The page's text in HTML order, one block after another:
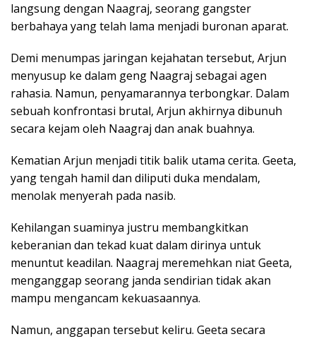
langsung dengan Naagraj, seorang gangster
berbahaya yang telah lama menjadi buronan aparat.
Demi menumpas jaringan kejahatan tersebut, Arjun
menyusup ke dalam geng Naagraj sebagai agen
rahasia. Namun, penyamarannya terbongkar. Dalam
sebuah konfrontasi brutal, Arjun akhirnya dibunuh
secara kejam oleh Naagraj dan anak buahnya.
Kematian Arjun menjadi titik balik utama cerita. Geeta,
yang tengah hamil dan diliputi duka mendalam,
menolak menyerah pada nasib.
Kehilangan suaminya justru membangkitkan
keberanian dan tekad kuat dalam dirinya untuk
menuntut keadilan. Naagraj meremehkan niat Geeta,
menganggap seorang janda sendirian tidak akan
mampu mengancam kekuasaannya.
Namun, anggapan tersebut keliru. Geeta secara